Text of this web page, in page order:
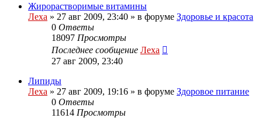
Жирорастворимые витамины
Леха » 27 авг 2009, 23:40 » в форуме Здоровье и красота
0 Ответы
18097 Просмотры
Последнее сообщение Леха
27 авг 2009, 23:40
Липиды
Леха » 27 авг 2009, 19:16 » в форуме Здоровое питание
0 Ответы
11614 Просмотры